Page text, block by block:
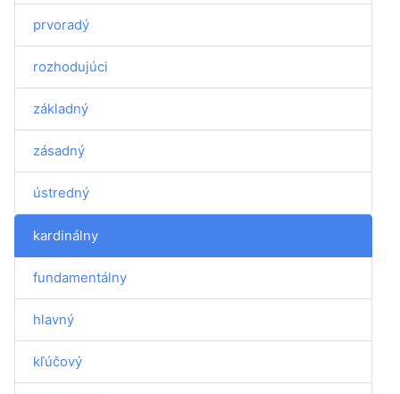
prvoradý
rozhodujúci
základný
zásadný
ústredný
kardinálny
fundamentálny
hlavný
kľúčový